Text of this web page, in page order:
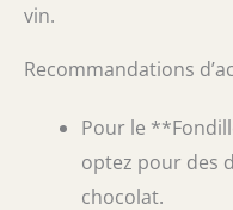
vin.
Recommandations
Pour le
optez pour des
chocolat.